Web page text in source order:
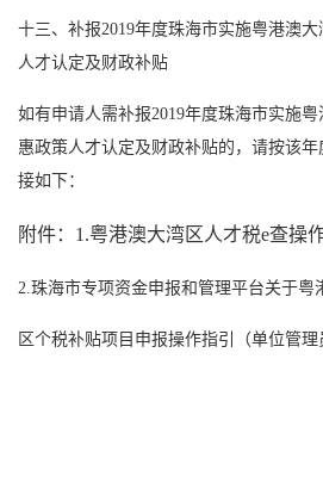
十三、补报2019年度珠海市实施粤港澳
人才认定及财政补贴
如有申请人需补报2019年度珠海市实施
惠政策人才认定及财政补贴的，请按该
接如下：
附件：1.粤港澳大湾区人才税e查操
2.珠海市专项资金申报和管理平台关于粤
区个税补贴项目申报操作指引（单位管理